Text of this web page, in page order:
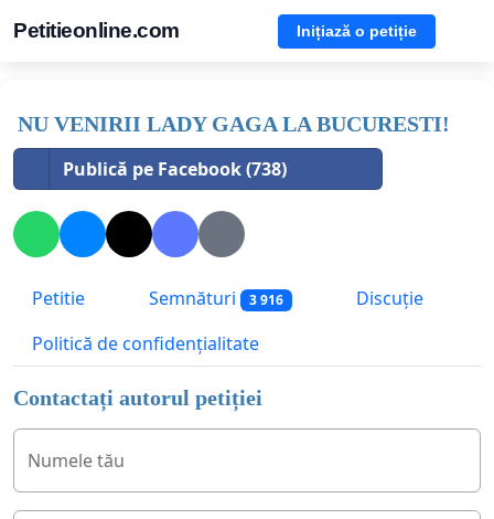
Petitieonline.com Inițiază o petiție
NU VENIRII LADY GAGA LA BUCURESTI!
Publică pe Facebook (738)
Petitie Semnături 3 916
Discuție
Politică de confidențialitate
Contactați autorul petiției
Numele tău